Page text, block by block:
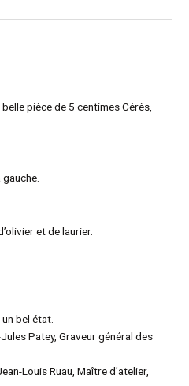
pièce de 5 centimes Cérès,
et de laurier.
bel état.
Patey, Graveur général des
Louis Ruau, Maître d’atelier,